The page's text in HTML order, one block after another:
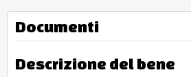
Documenti
Descrizione del bene